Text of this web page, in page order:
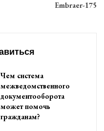
Embraer-175
Чем система
межведомственного
документооборота
может помочь
гражданам?